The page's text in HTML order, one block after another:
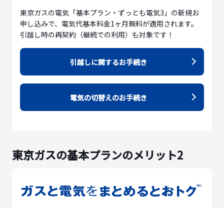
東京ガスの電気「基本プラン・ずっとも電気3」の新規お
申し込みで、電気代基本料金1ヶ月無料が適用されます。
引越し時の再契約（継続での利用）も対象です！
引越しに関するお手続き
電気の切替えのお手続き
東京ガスの基本プランのメリット2